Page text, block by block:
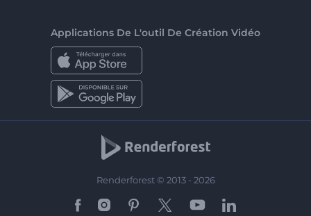
Applications De L'outil De Création Vidéo
Renderforest © 2013 - 2026